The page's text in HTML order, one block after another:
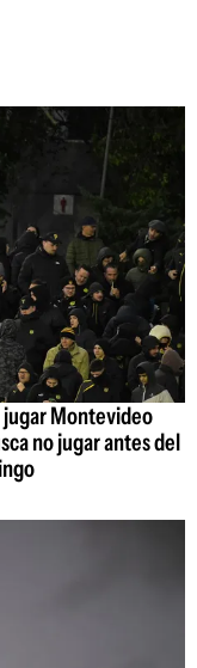
jugar Montevideo
no jugar antes del